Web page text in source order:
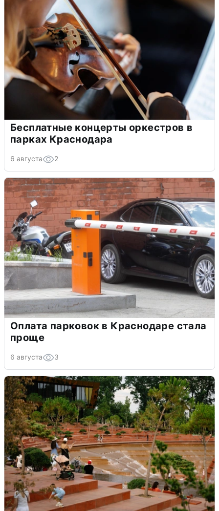
Бесплатные концерты оркестров в
парках Краснодара
6 августа 2
Оплата парковок в Краснодаре стала
проще
6 августа 3